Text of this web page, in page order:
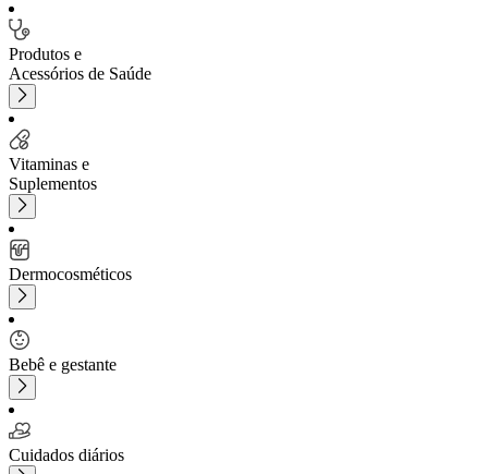
Produtos e
Acessórios de Saúde
Vitaminas e
Suplementos
Dermocosméticos
Bebê e gestante
Cuidados diários